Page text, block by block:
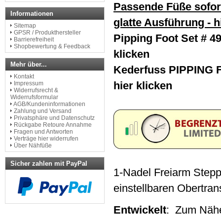
Passende Füße
glatte Ausführung -
Pipping Foot Set #
klicken
Kederfuss PIPPING
hier klicken
1-Nadel Freiarm
einstellbaren
Entwickelt: Zum
Informationen
Sitemap
GPSR / Produkthersteller
Barrierefreiheit
Shopbewertung & Feedback
Mehr über...
Kontakt
Impressum
Widerrufsrecht &
Widerrufsformular
AGB/Kundeninformationen
Zahlung und Versand
Privatsphäre und Datenschutz
Rückgabe Retoure Annahme
Fragen und Antworten
Verträge hier widerrufen
Über Nähfüße
Sicher zahlen mit PayPal